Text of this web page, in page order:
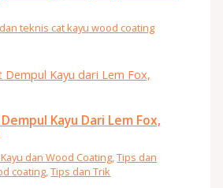
teknis cat kayu wood coating
Kayu Dari Lem Fox,
dan Wood Coating,Tips dan
coating,Tips dan Trik